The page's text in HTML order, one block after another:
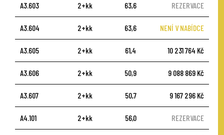
A3.603 2+kk 63,6 REZERVACE
A3.604 2+kk 63,6 NENÍ V NABÍDCE
A3.605 2+kk 61,4 10 231 764 Kč
A3.606 2+kk 50,9 9 088 869 Kč
A3.607 2+kk 50,7 9 167 296 Kč
A4.101 2+kk 56,0 REZERVACE